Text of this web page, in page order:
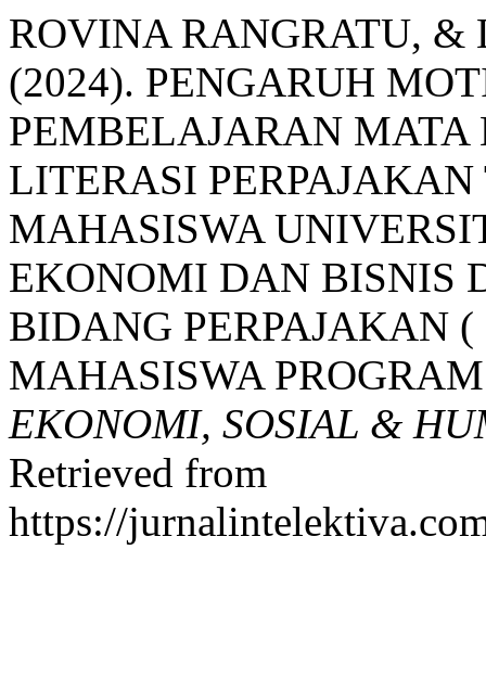
ROVINA RANGRATU, &
(2024). PENGARUH
PEMBELAJARAN
LITERASI
MAHASISWA
EKONOMI DAN BISNIS
BIDANG PERPAJAKAN
MAHASISWA
EKONOMI, SOSIAL &
Retrieved from
https://